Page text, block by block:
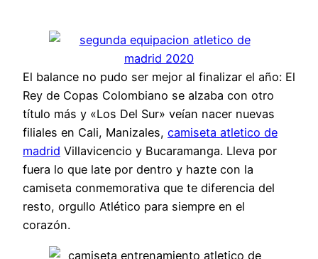
El balance no pudo ser mejor al finalizar el año: El
Rey de Copas Colombiano se alzaba con otro
título más y «Los Del Sur» veían nacer nuevas
filiales en Cali, Manizales, camiseta atletico de
madrid Villavicencio y Bucaramanga. Lleva por
fuera lo que late por dentro y hazte con la
camiseta conmemorativa que te diferencia del
resto, orgullo Atlético para siempre en el
corazón.